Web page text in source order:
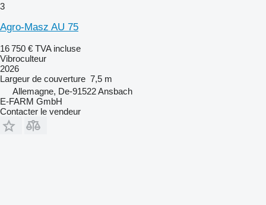
3
Agro-Masz AU 75
16 750 € TVA incluse
Vibroculteur
2026
Largeur de couverture 7,5 m
Allemagne, De-91522 Ansbach
E-FARM GmbH
Contacter le vendeur